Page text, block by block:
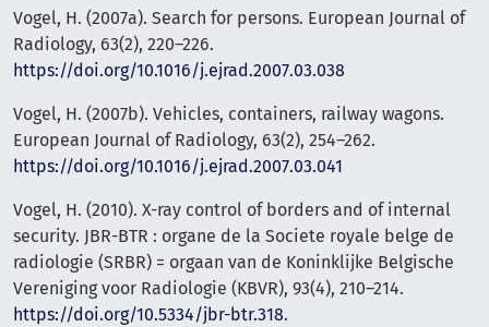
Vogel, H. (2007a). Search for persons. European Journal of
Radiology, 63(2), 220–226.
https://doi.org/10.1016/j.ejrad.2007.03.038
Vogel, H. (2007b). Vehicles, containers, railway wagons.
European Journal of Radiology, 63(2), 254–262.
https://doi.org/10.1016/j.ejrad.2007.03.041
Vogel, H. (2010). X-ray control of borders and of internal
security. JBR-BTR : organe de la Societe royale belge de
radiologie (SRBR) = orgaan van de Koninklijke Belgische
Vereniging voor Radiologie (KBVR), 93(4), 210–214.
https://doi.org/10.5334/jbr-btr.318.